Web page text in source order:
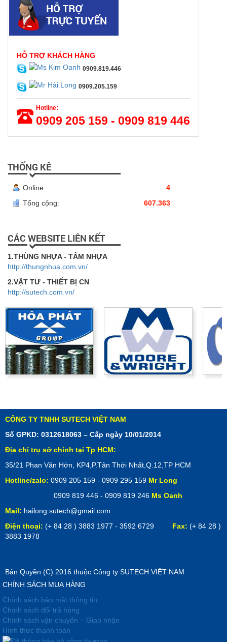
HỖ TRỢ KHÁCH HÀNG
0909.819.446
0909.205.159
Hotline:
0909 205 159 - 0909 819 446
THỐNG KÊ
Online:
4
Tổng cộng:
607.363
CÁC WEBSITE LIÊN KẾT
1.THÙNG NHỰA - TẤM NHỰA
http://thungnhua.com.vn/
2.VẬT TƯ - THIẾT BỊ CN
http://sutech.com.vn/
CÔNG TY TNHH SUTECH VIỆT NAM
Số GPKD: 0312618063 – Cấp ngày 10/01/2014
Địa chỉ trụ sở chính tại Tp HCM:
35/21 Phan Văn Hớn, KP4,P.Tân Thới Nhất,Q.12,TP HCM
Hotline/zalo: 0909 205 159 - 0909 295 159 Mr Long
0909 819 446 - 0909 819 246 Ms Oanh
Mail: hailong.sutech@gmail.com
Điện thoại: (+ 84 28 ) 3883 1977 - 3592 6729 Fax: (+ 84 28 )
3883 1978
Bản Quyền (C) 2016 thuộc Công ty SUTECH VIỆT NAM
CHÍNH SÁCH MUA HÀNG
Chính sách bảo mật thông tin
Chính sách đổi trả hàng
Chính sách vận chuyển – Giao nhận
Hình thức thanh toán